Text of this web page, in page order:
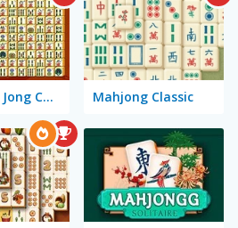
Connect Mahjong Classic